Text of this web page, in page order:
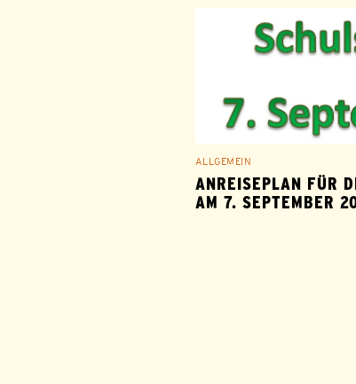
ALLGEMEIN
ANREISEPLAN FÜR
AM 7. SEPTEMBER